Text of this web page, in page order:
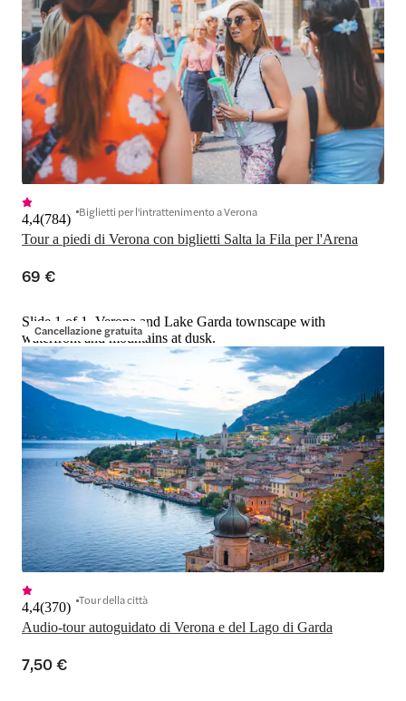
Tour a piedi di Verona con biglietti Salta la Fila per l'Arena
4,4(784) Biglietti per l'intrattenimento a Verona
69 €
Cancellazione gratuita
Slide 1 of 1, Verona and Lake Garda townscape with
waterfront and mountains at dusk.
Audio-tour autoguidato di Verona e del Lago di Garda
4,4(370) Tour della città
7,50 €